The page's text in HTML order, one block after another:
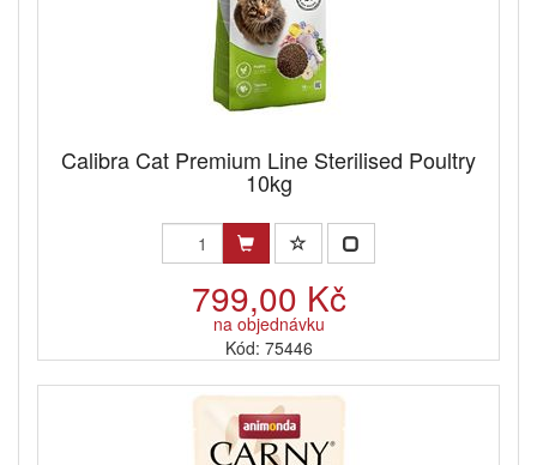
Calibra Cat Premium Line Sterilised Poultry
10kg
799,00 Kč
na objednávku
Kód: 75446